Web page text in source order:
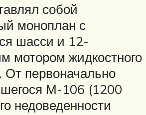
собой
моноплан с
шасси и 12-
мотором жидкостного
От первоначально
М-106 (1200
недоведенности